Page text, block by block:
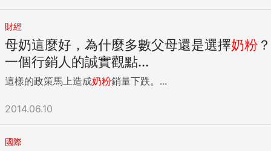
財經
母奶這麼好，為什麼多數父母還是選擇奶粉 ？
一個行銷人的誠實觀點...
這樣的政策馬上造成奶粉銷量下跌。...
2014.06.10
國際